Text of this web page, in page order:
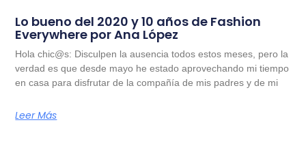
Lo bueno del 2020 y 10 años de Fashion
Everywhere por Ana López
Hola chic@s: Disculpen la ausencia todos estos meses, pero la
verdad es que desde mayo he estado aprovechando mi tiempo
en casa para disfrutar de la compañía de mis padres y de mi
Leer Más